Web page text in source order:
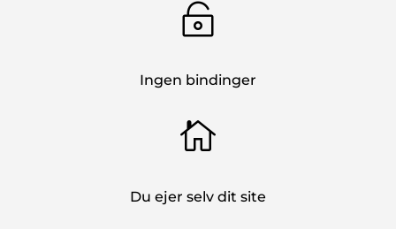

Ingen bindinger

Du ejer selv dit site